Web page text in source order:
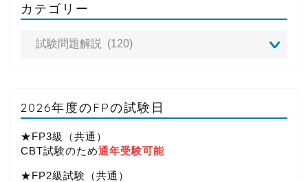
カテゴリー
2026年度のFPの試験日
★FP3級（共通）
CBT試験のため通年受験可能
★FP2級試験（共通）